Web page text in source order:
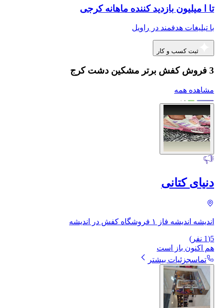
تا ا میلیون بازدید کننده ماهانه کرجی
با تبلیغات هدفمند در راویل
ثبت کسب و کار
3 فروش کفش برتر مشکین دشت کرج
مشاهده همه
دنیای کتانی
اندیشه اندیشه فاز ۱ فروشگاه کفش در اندیشه
5
(
1 نفر)
هم اکنون باز است
تماسجزئیات بیشتر